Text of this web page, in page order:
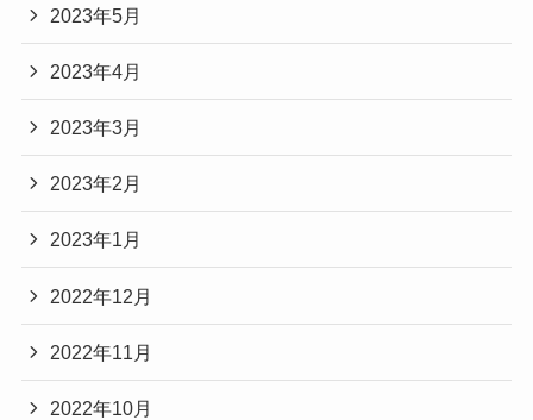
2023年5月
2023年4月
2023年3月
2023年2月
2023年1月
2022年12月
2022年11月
2022年10月